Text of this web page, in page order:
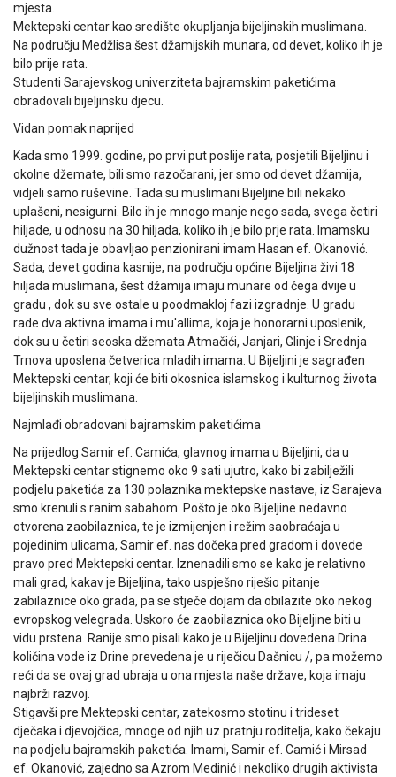
mjesta.
Mektepski centar kao središte okupljanja bijeljinskih muslimana.
Na području Medžlisa šest džamijskih munara, od devet, koliko ih je
bilo prije rata.
Studenti Sarajevskog univerziteta bajramskim paketićima
obradovali bijeljinsku djecu.
Vidan pomak naprijed
Kada smo 1999. godine, po prvi put poslije rata, posjetili Bijeljinu i
okolne džemate, bili smo razočarani, jer smo od devet džamija,
vidjeli samo ruševine. Tada su muslimani Bijeljine bili nekako
uplašeni, nesigurni. Bilo ih je mnogo manje nego sada, svega četiri
hiljade, u odnosu na 30 hiljada, koliko ih je bilo prje rata. Imamsku
dužnost tada je obavljao penzionirani imam Hasan ef. Okanović.
Sada, devet godina kasnije, na području općine Bijeljina živi 18
hiljada muslimana, šest džamija imaju munare od čega dvije u
gradu , dok su sve ostale u poodmakloj fazi izgradnje. U gradu
rade dva aktivna imama i mu'allima, koja je honorarni uposlenik,
dok su u četiri seoska džemata Atmačići, Janjari, Glinje i Srednja
Trnova uposlena četverica mladih imama. U Bijeljini je sagrađen
Mektepski centar, koji će biti okosnica islamskog i kulturnog života
bijeljinskih muslimana.
Najmlađi obradovani bajramskim paketićima
Na prijedlog Samir ef. Camića, glavnog imama u Bijeljini, da u
Mektepski centar stignemo oko 9 sati ujutro, kako bi zabilježili
podjelu paketića za 130 polaznika mektepske nastave, iz Sarajeva
smo krenuli s ranim sabahom. Pošto je oko Bijeljine nedavno
otvorena zaobilaznica, te je izmijenjen i režim saobraćaja u
pojedinim ulicama, Samir ef. nas dočeka pred gradom i dovede
pravo pred Mektepski centar. Iznenadili smo se kako je relativno
mali grad, kakav je Bijeljina, tako uspješno riješio pitanje
zabilaznice oko grada, pa se stječe dojam da obilazite oko nekog
evropskog velegrada. Uskoro će zaobilaznica oko Bijeljine biti u
vidu prstena. Ranije smo pisali kako je u Bijeljinu dovedena Drina
količina vode iz Drine prevedena je u riječicu Dašnicu /, pa možemo
reći da se ovaj grad ubraja u ona mjesta naše države, koja imaju
najbrži razvoj.
Stigavši pre Mektepski centar, zatekosmo stotinu i trideset
dječaka i djevojčica, mnoge od njih uz pratnju roditelja, kako čekaju
na podjelu bajramskih paketića. Imami, Samir ef. Camić i Mirsad
ef. Okanović, zajedno sa Azrom Medinić i nekoliko drugih aktivista